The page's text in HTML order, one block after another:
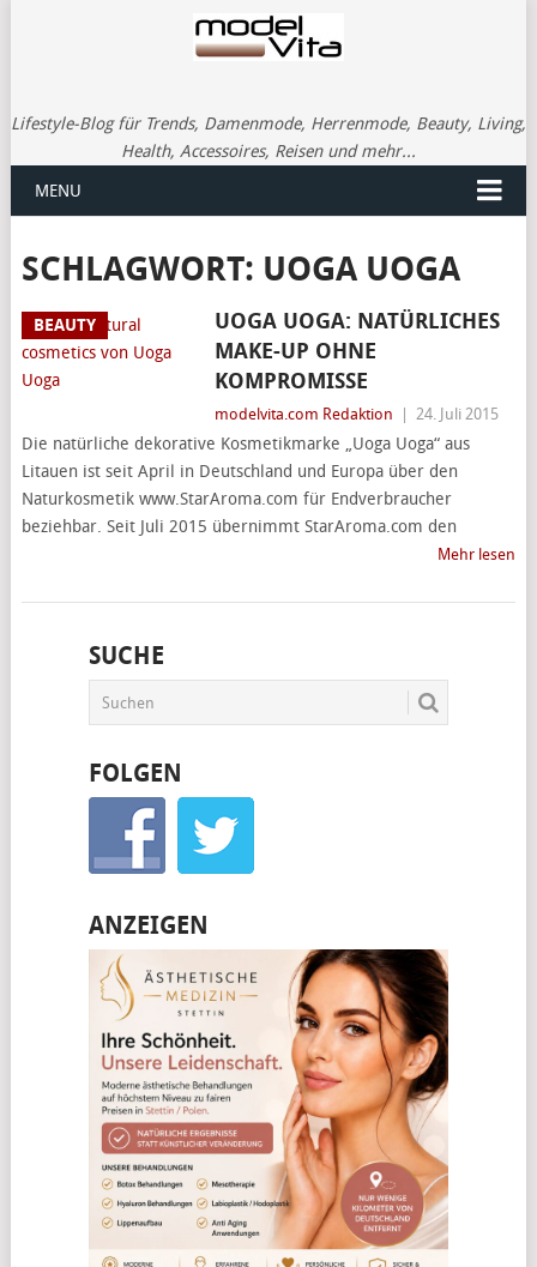
Lifestyle-Blog für Trends, Damenmode, Herrenmode, Beauty, Living,
Health, Accessoires, Reisen und mehr...
MENU
SCHLAGWORT: UOGA UOGA
BEAUTY
UOGA UOGA: NATÜRLICHES
MAKE-UP OHNE
KOMPROMISSE
modelvita.com Redaktion 24. Juli 2015
Die natürliche dekorative Kosmetikmarke „Uoga Uoga“ aus
Litauen ist seit April in Deutschland und Europa über den
Naturkosmetik www.StarAroma.com für Endverbraucher
beziehbar. Seit Juli 2015 übernimmt StarAroma.com den
Mehr lesen
SUCHE
FOLGEN
ANZEIGEN